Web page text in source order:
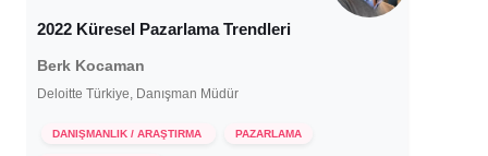
2022 Küresel Pazarlama Trendleri
Berk Kocaman
Deloitte Türkiye, Danışman Müdür
DANIŞMANLIK / ARAŞTIRMA PAZARLAMA